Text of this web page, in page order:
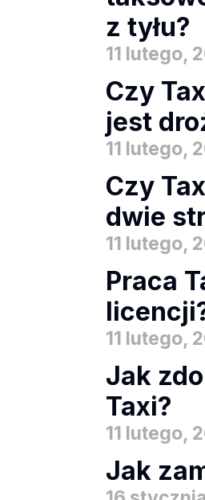
z tyłu?
11 lutego,
Czy
jest
11 lutego,
Czy
dwie
11 lutego,
Praca
11 lutego,
Jak
Taxi?
11 lutego,
Jak